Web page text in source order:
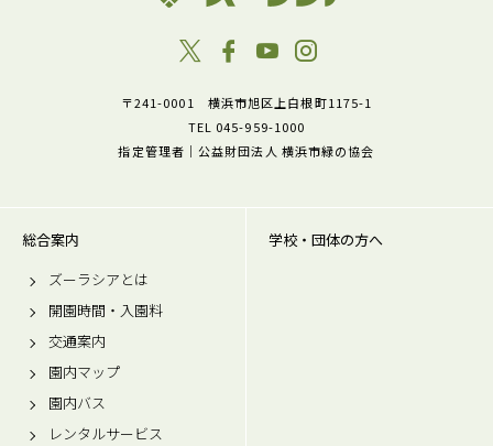
〒241-0001 横浜市旭区上白根町1175-1
TEL 045-959-1000
指定管理者｜公益財団法人 横浜市緑の協会
総合案内
ズーラシアとは
開園時間・入園料
交通案内
園内マップ
園内バス
レンタルサービス
学校・団体の方へ